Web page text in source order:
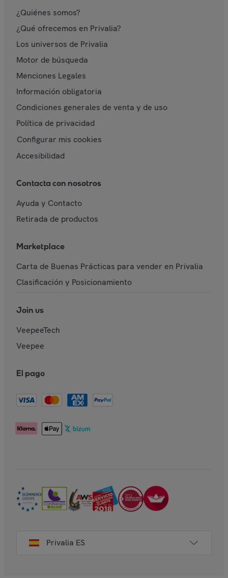
¿Quiénes somos?
¿Qué ofrecemos en Privalia?
Los universos de Privalia
Motor de búsqueda
Menciones Legales
Información obligatoria
Condiciones generales de venta y de uso
Política de privacidad
Configurar mis cookies
Accesibilidad
Contacta con nosotros
Ayuda y Contacto
Retirada de productos
Marketplace
Carta de Buenas Prácticas para vender en Privalia
Clasificación y Posicionamiento
Join us
VeepeeTech
Veepee
El pago
Privalia ES